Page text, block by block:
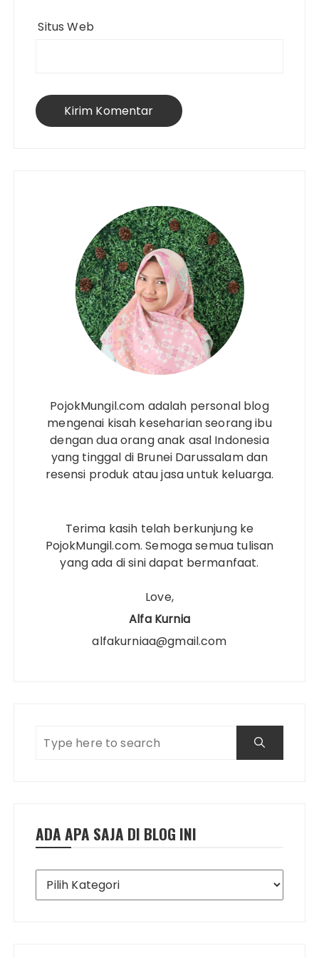
Situs Web
PojokMungil.com adalah personal blog
mengenai kisah keseharian seorang ibu
dengan dua orang anak asal Indonesia
yang tinggal di Brunei Darussalam dan
resensi produk atau jasa untuk keluarga.
Terima kasih telah berkunjung ke
PojokMungil.com. Semoga semua tulisan
yang ada di sini dapat bermanfaat.
Love,
Alfa Kurnia
alfakurniaa@gmail.com
ADA APA SAJA DI BLOG INI
Ada
Apa